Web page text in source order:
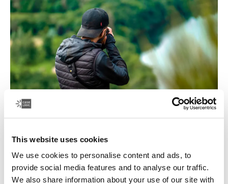
This website uses cookies
We use cookies to personalise content and ads, to
provide social media features and to analyse our traffic.
We also share information about your use of our site with
Au cœur de l’action et des voyages
La quête de la photo parfaite peut vous emmener dans